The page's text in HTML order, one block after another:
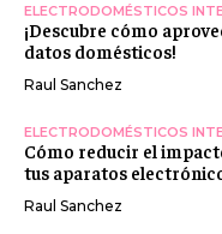
ELECTRODOMÉSTICOS
¡Descubre cómo
datos domésticos!
Raul Sanchez
ELECTRODOMÉSTICOS
Cómo reducir el
tus aparatos
Raul Sanchez